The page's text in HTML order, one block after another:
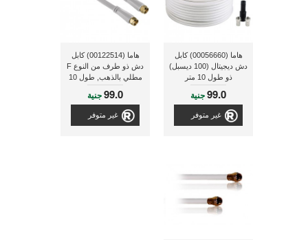
هاما (00056660) كابل
دش ديجيتال (100 ديسبل)
ذو طول 10 متر
99.0جنية
غير متوفر
هاما (00122514) كابل
دش ذو طرف من النوع F
مطلي بالذهب, طول 10
متر99.0جنية
غير متوفر